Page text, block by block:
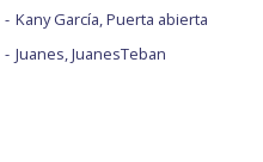
Kany García, Puerta abierta
Juanes, JuanesTeban